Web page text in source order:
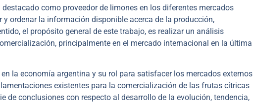
como proveedor de limones en los diferentes mercados
ordenar la información disponible acerca de la producción,
el propósito general de este trabajo, es realizar un análisis
principalmente en el mercado internacional en la última
la economía argentina y su rol para satisfacer los mercados externos
existentes para la comercialización de las frutas cítricas
de conclusiones con respecto al desarrollo de la evolución, tendencia,